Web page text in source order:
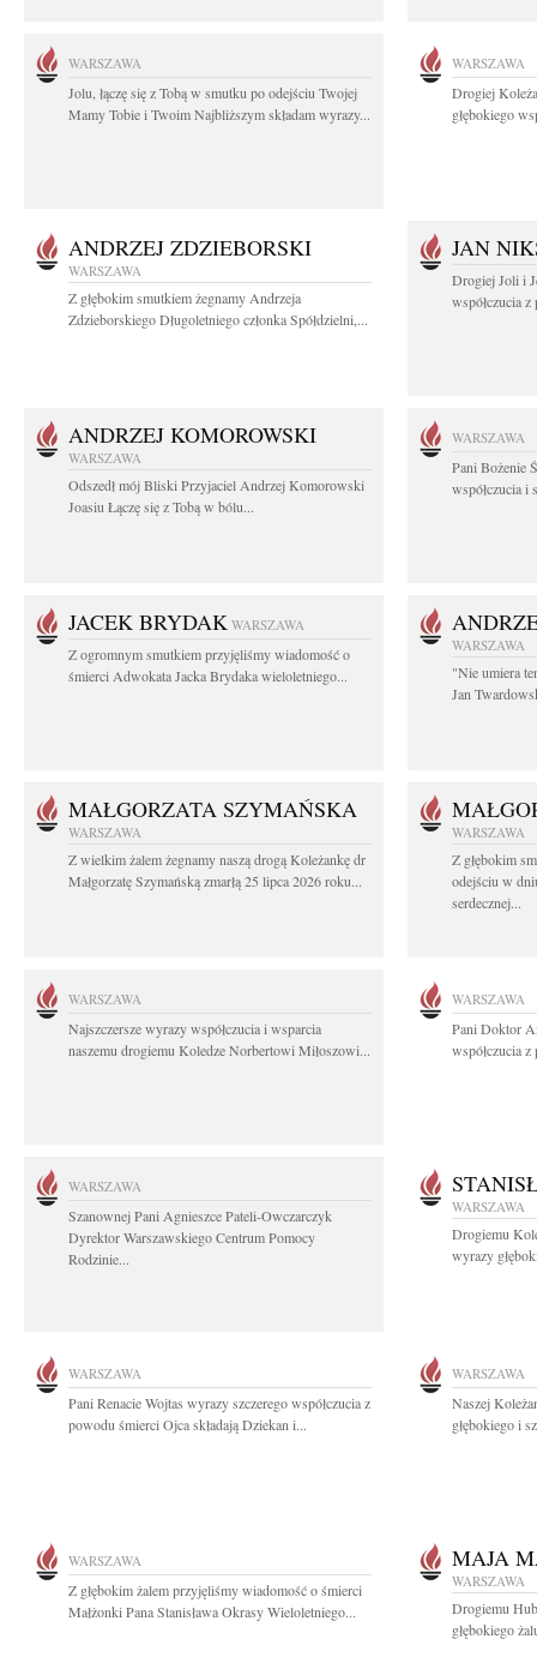
WARSZAWA
Jolu, łączę się z Tobą w smutku po odejściu Twojej
Mamy Tobie i Twoim Najbliższym składam wyrazy...
WARSZAWA
Drogiej
głębokiego
ANDRZEJ ZDZIEBORSKI
WARSZAWA
Z głębokim smutkiem żegnamy Andrzeja
Zdzieborskiego Długoletniego członka Spółdzielni,...
JAN
Drogiej Joli i
współczucia
ANDRZEJ KOMOROWSKI
WARSZAWA
Odszedł mój Bliski Przyjaciel Andrzej Komorowski
Joasiu Łączę się z Tobą w bólu...
WARSZAWA
Pani Bożenie
współczucia i
JACEK BRYDAK WARSZAWA
Z ogromnym smutkiem przyjęliśmy wiadomość o
śmierci Adwokata Jacka Brydaka wieloletniego...
WARSZAWA
"Nie umiera
Jan
MAŁGORZATA SZYMAŃSKA
WARSZAWA
Z wielkim żalem żegnamy naszą drogą Koleżankę dr
Małgorzatę Szymańską zmarłą 25 lipca 2026 roku...
WARSZAWA
Z głębokim
odejściu w
serdecznej...
WARSZAWA
Najszczersze wyrazy współczucia i wsparcia
naszemu drogiemu Koledze Norbertowi Miłoszowi...
WARSZAWA
Pani Doktor
współczucia
WARSZAWA
Szanownej Pani Agnieszce Pateli-Owczarczyk
Dyrektor Warszawskiego Centrum Pomocy
Rodzinie...
WARSZAWA
Drogiemu
wyrazy
WARSZAWA
Pani Renacie Wojtas wyrazy szczerego współczucia z
powodu śmierci Ojca składają Dziekan i...
WARSZAWA
Naszej
głębokiego i
WARSZAWA
Z głębokim żalem przyjęliśmy wiadomość o śmierci
Małżonki Pana Stanisława Okrasy Wieloletniego...
MAJA
WARSZAWA
Drogiemu
głębokiego